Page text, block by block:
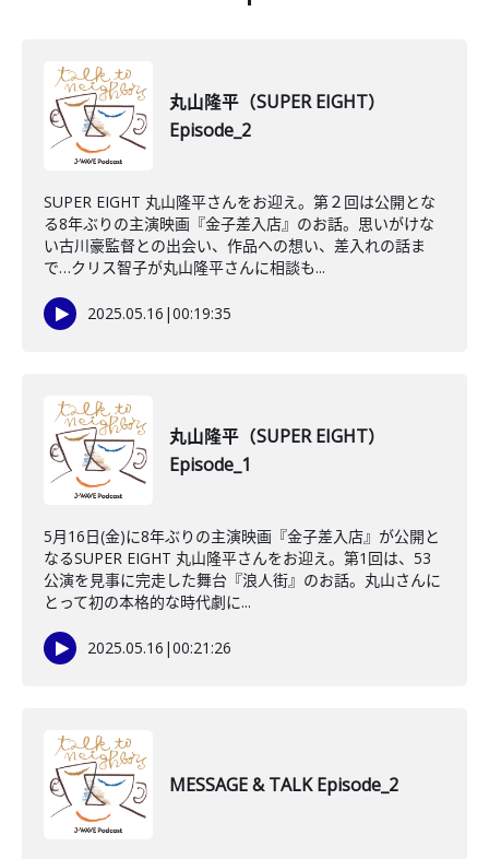
丸山隆平（SUPER EIGHT）
Episode_2
SUPER EIGHT 丸山隆平さんをお迎え。第２回は公開とな
る8年ぶりの主演映画『金子差入店』のお話。思いがけな
い古川豪監督との出会い、作品への想い、差入れの話ま
で…クリス智子が丸山隆平さんに相談も...
2025.05.16 |00:19:35
丸山隆平（SUPER EIGHT）
Episode_1
5月16日(金)に8年ぶりの主演映画『金子差入店』が公開と
なるSUPER EIGHT 丸山隆平さんをお迎え。第1回は、53
公演を見事に完走した舞台『浪人街』のお話。丸山さんに
とって初の本格的な時代劇に...
2025.05.16 |00:21:26
MESSAGE & TALK Episode_2